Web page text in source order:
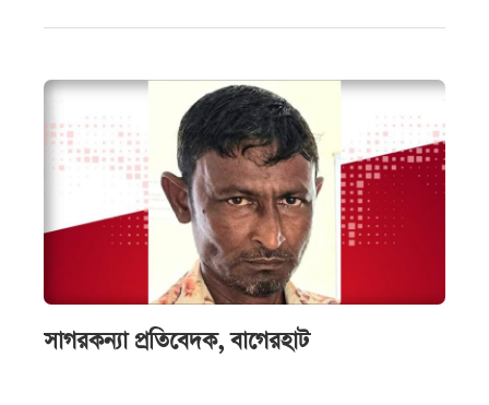
সাগরকন্যা প্রতিবেদক, বাগেরহাট